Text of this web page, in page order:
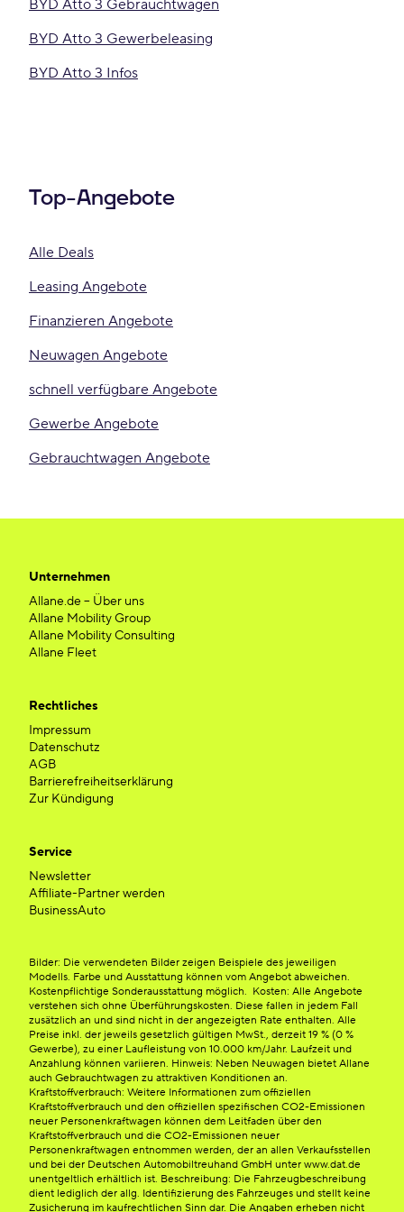
BYD Atto 3 Gebrauchtwagen
BYD Atto 3 Gewerbeleasing
BYD Atto 3 Infos
Top-Angebote
Alle Deals
Leasing Angebote
Finanzieren Angebote
Neuwagen Angebote
schnell verfügbare Angebote
Gewerbe Angebote
Gebrauchtwagen Angebote
Unternehmen
Allane.de – Über uns
Allane Mobility Group
Allane Mobility Consulting
Allane Fleet
Rechtliches
Impressum
Datenschutz
AGB
Barrierefreiheitserklärung
Zur Kündigung
Service
Newsletter
Affiliate-Partner werden
BusinessAuto
Bilder: Die verwendeten Bilder zeigen Beispiele des jeweiligen
Modells. Farbe und Ausstattung können vom Angebot abweichen.
Kostenpflichtige Sonderausstattung möglich. Kosten: Alle Angebote
verstehen sich ohne Überführungskosten. Diese fallen in jedem Fall
zusätzlich an und sind nicht in der angezeigten Rate enthalten. Alle
Preise inkl. der jeweils gesetzlich gültigen MwSt., derzeit 19 % (0 %
Gewerbe), zu einer Laufleistung von 10.000 km/Jahr. Laufzeit und
Anzahlung können variieren. Hinweis: Neben Neuwagen bietet Allane
auch Gebrauchtwagen zu attraktiven Konditionen an.
Kraftstoffverbrauch: Weitere Informationen zum offiziellen
Kraftstoffverbrauch und den offiziellen spezifischen CO2-Emissionen
neuer Personenkraftwagen können dem Leitfaden über den
Kraftstoffverbrauch und die CO2-Emissionen neuer
Personenkraftwagen entnommen werden, der an allen Verkaufsstellen
und bei der Deutschen Automobiltreuhand GmbH unter www.dat.de
unentgeltlich erhältlich ist. Beschreibung: Die Fahrzeugbeschreibung
dient lediglich der allg. Identifizierung des Fahrzeuges und stellt keine
Zusicherung im kaufrechtlichen Sinn dar. Die Angaben erheben nicht